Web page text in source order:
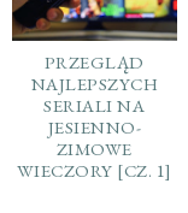
PRZEGLĄD
NAJLEPSZYCH
SERIALI NA
JESIENNO-
ZIMOWE
WIECZORY [CZ. 1]